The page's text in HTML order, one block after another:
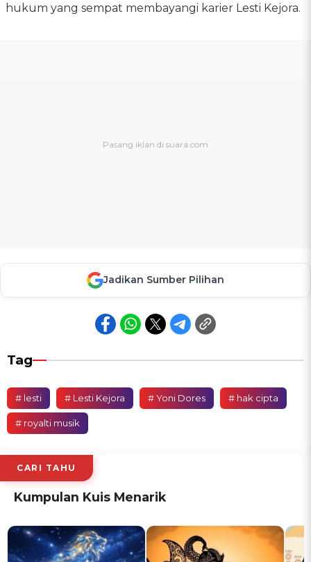
hukum yang sempat membayangi karier Lesti Kejora.
Jadikan Sumber Pilihan
Tag
# lesti # Lesti Kejora # Yoni Dores # hak cipta
# royalti musik
CARI TAHU
Kumpulan Kuis Menarik